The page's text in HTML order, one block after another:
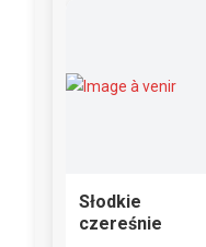
Słodkie
czereśnie